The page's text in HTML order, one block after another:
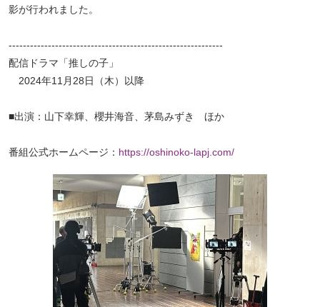
影が行われました。
------------------------------------------------------------
配信ドラマ「推しの子」
2024年11月28日（木）以降
■出演：山下幸輝、櫻井海音、茅島みずき ほか
番組公式ホームページ： https://oshinoko-lapj.com/